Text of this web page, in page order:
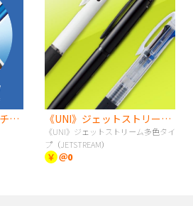
《UNI》スタイラスタッチペン 《UNI》ジェットストリーム多色タイプ（JETSTREAM）
《UNI》ジェットストリーム多色タイ
プ（JETSTREAM）
￥ ＠0